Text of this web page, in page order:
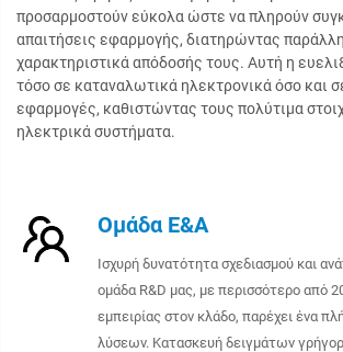
προσαρμοστούν εύκολα ώστε να πληρούν
απαιτήσεις εφαρμογής, διατηρώντας
χαρακτηριστικά απόδοσής τους. Αυτή η
τόσο σε καταναλωτικά ηλεκτρονικά όσο και
εφαρμογές, καθιστώντας τους πολύτιμα
ηλεκτρικά συστήματα.
Ομάδα Ε&Α
Ισχυρή δυνατότητα σχεδιασμού και
ομάδα R&D μας, με περισσότερο από
εμπειρίας στον κλάδο, παρέχει ένα
λύσεων. Κατασκευή δειγμάτων